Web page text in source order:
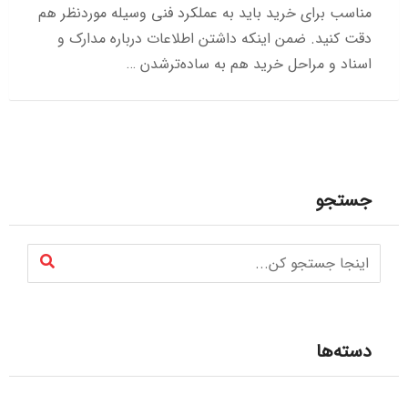
مناسب برای خرید باید به عملکرد فنی وسیله موردنظر هم
دقت کنید. ضمن اینکه داشتن اطلاعات درباره مدارک و
اسناد و مراحل خرید هم به ساده‌ترشدن …
جستجو
دسته‌ها